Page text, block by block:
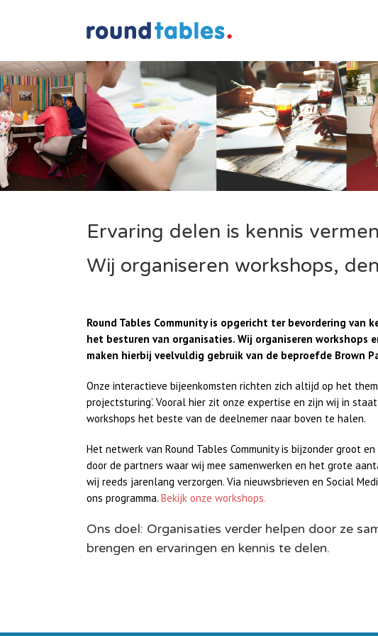
Ervaring delen is kennis
Wij organiseren workshops,
Round Tables Community is opgericht ter bevordering van
het besturen van organisaties. Wij organiseren workshops
maken hierbij veelvuldig gebruik van de beproefde Brown
Onze interactieve bijeenkomsten richten zich altijd op het
projectsturing’. Vooral hier zit onze expertise en zijn wij in
workshops het beste van de deelnemer naar boven te halen.
Het netwerk van Round Tables Community is bijzonder groot
door de partners waar wij mee samenwerken en het grote
wij reeds jarenlang verzorgen. Via nieuwsbrieven en Social
ons programma. Bekijk onze workshops.
Ons doel: Organisaties verder helpen door ze
brengen en ervaringen en kennis te delen.